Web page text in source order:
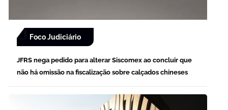
Foco Judiciário
JFRS nega pedido para alterar Siscomex ao concluir que
não há omissão na fiscalização sobre calçados chineses